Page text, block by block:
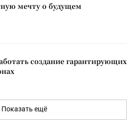
мечту о будущем
создание гарантирующих
Показать ещё